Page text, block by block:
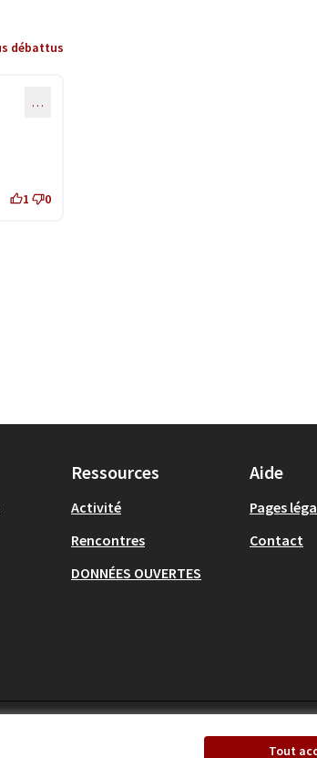
Tout
débattus
…
1 0
Ressources
Activité
Rencontres
DONNÉES OUVERTES
Aide
Pages
Contact